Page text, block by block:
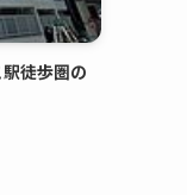
徒歩圏の